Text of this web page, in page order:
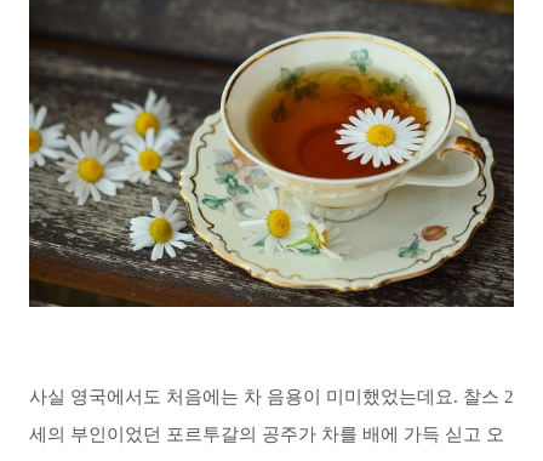
사실 영국에서도 처음에는 차 음용이 미미했었는데요. 찰스 2
세의 부인이었던 포르투갈의 공주가 차를 배에 가득 싣고 오